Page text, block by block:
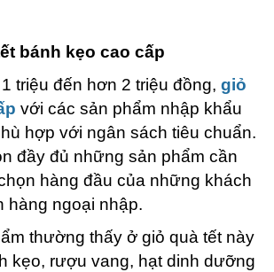
bánh kẹo cao cấp
triệu đến hơn 2 triệu đồng, giỏ
với các sản phẩm nhập khẩu
hợp với ngân sách tiêu chuẩn.
đầy đủ những sản phẩm cần
hàng đầu của những khách
hàng ngoại nhập.
thường thấy ở giỏ quà tết này
kẹo, rượu vang, hạt dinh dưỡng